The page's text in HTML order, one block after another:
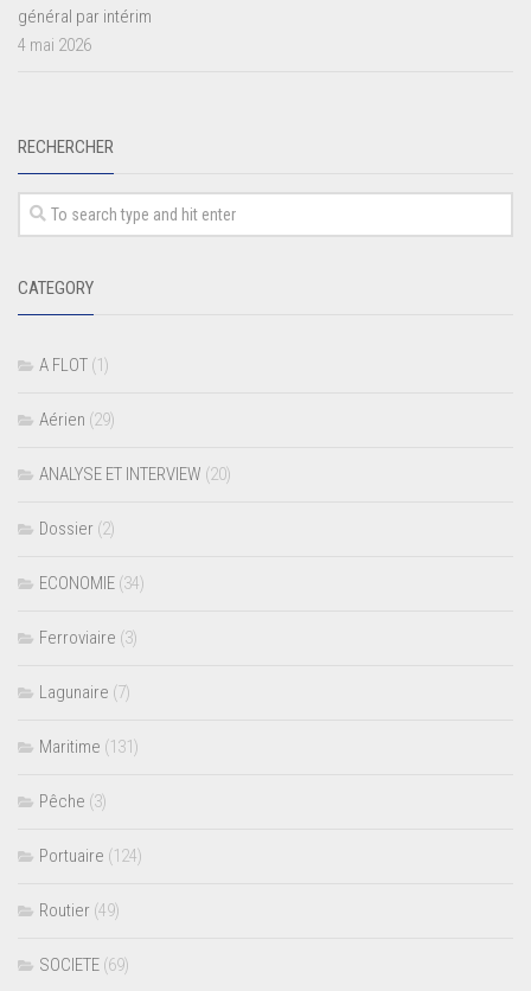
général par intérim
4 mai 2026
RECHERCHER
CATEGORY
A FLOT (1)
Aérien (29)
ANALYSE ET INTERVIEW (20)
Dossier (2)
ECONOMIE (34)
Ferroviaire (3)
Lagunaire (7)
Maritime (131)
Pêche (3)
Portuaire (124)
Routier (49)
SOCIETE (69)